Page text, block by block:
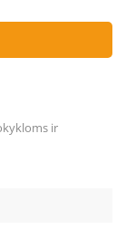
ir